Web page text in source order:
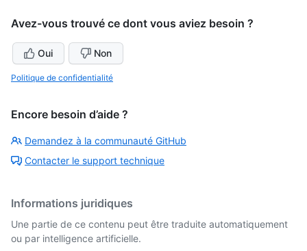
Avez-vous trouvé ce dont vous aviez besoin ?
Oui Non
Politique de confidentialité
Encore besoin d’aide ?
Demandez à la communauté GitHub
Contacter le support technique
Informations juridiques
Une partie de ce contenu peut être traduite automatiquement
ou par intelligence artificielle.